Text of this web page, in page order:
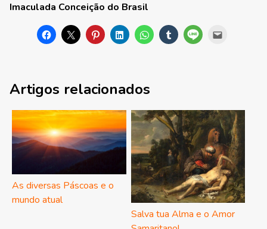
Imaculada Conceição do Brasil
Artigos relacionados
As diversas Páscoas e o
mundo atual
Salva tua Alma e o Amor